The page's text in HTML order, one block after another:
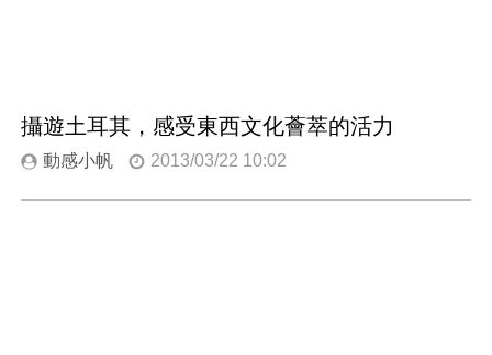
攝遊土耳其，感受東西文化薈萃的活力
動感小帆 2013/03/22 10:02